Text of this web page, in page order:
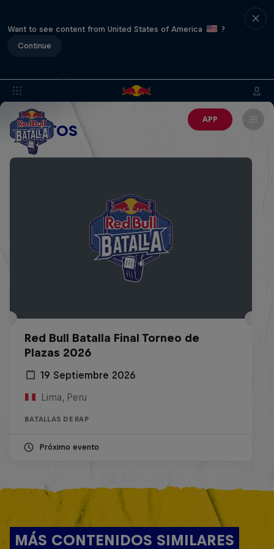
Want to see content from United States of America
?
Continue
APP
EVENTOS
Red Bull Batalla Final Torneo de
Plazas 2026
19 Septiembre 2026
Lima, Peru
BATALLAS DE RAP
Próximo evento
MÁS CONTENIDOS SIMILARES